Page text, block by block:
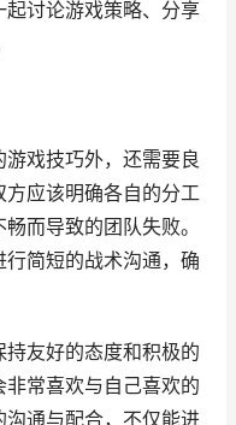
讨论游戏策略、分享
戏技巧外，还需要良
应该明确各自的分工
而导致的团队失败。
简短的战术沟通，确
友好的态度和积极的
常喜欢与自己喜欢的
通与配合，不仅能进